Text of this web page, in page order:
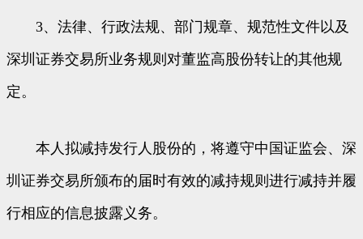
3、法律、行政法规、部门规章、规范性文件以及
深圳证券交易所业务规则对董监高股份转让的其他规
定。
本人拟减持发行人股份的，将遵守中国证监会、深
圳证券交易所颁布的届时有效的减持规则进行减持并履
行相应的信息披露义务。